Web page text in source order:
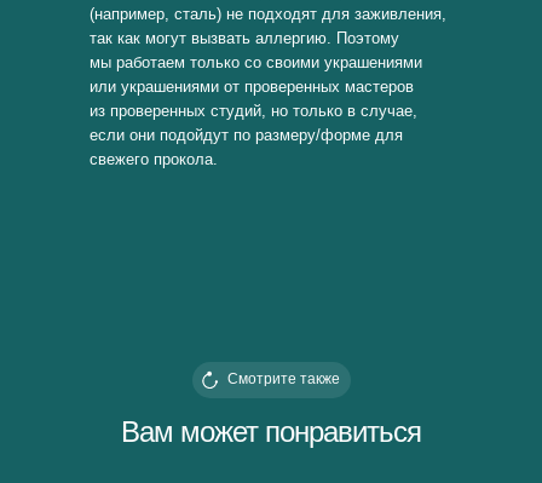
(например, сталь) не подходят для заживления,
так как могут вызвать аллергию. Поэтому
мы работаем только со своими украшениями
или украшениями от проверенных мастеров
из проверенных студий, но только в случае,
если они подойдут по размеру/форме для
свежего прокола.
Вам может понравиться
Смотрите также